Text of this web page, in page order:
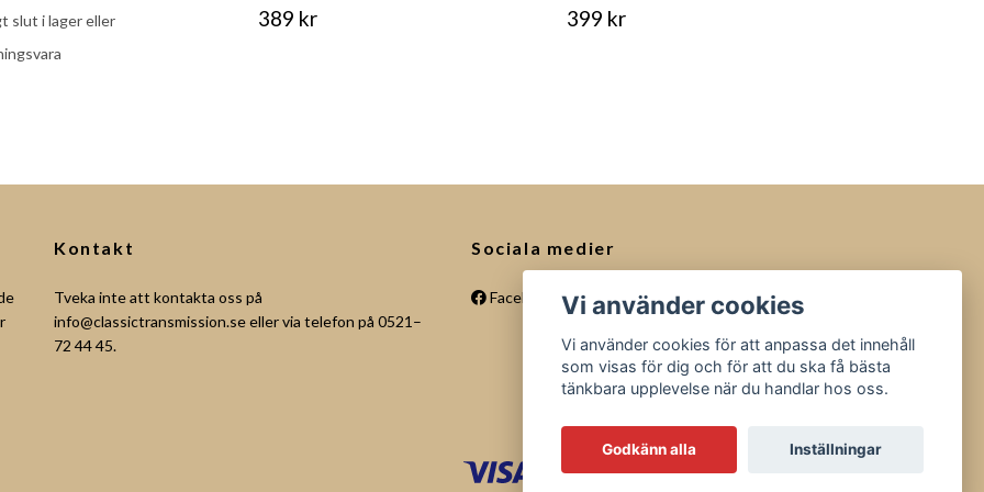
slut i lager eller
389 kr 399 kr
Kontakt
Tveka inte att kontakta oss på
info@classictransmission.seeller via telefon på 0521–
72 44 45.
Sociala medier
Facebook Vi använder cookies
Vi använder cookies för att anpassa det innehåll
som visas för dig och för att du ska få bästa
tänkbara upplevelse när du handlar hos oss.
Godkänn alla Inställningar